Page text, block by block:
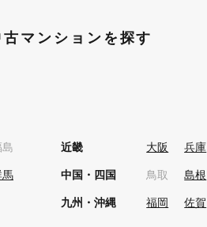
マンションを探す
馬
近畿 大阪 兵庫
中国・四国 鳥取 島根
九州・沖縄 福岡 佐賀